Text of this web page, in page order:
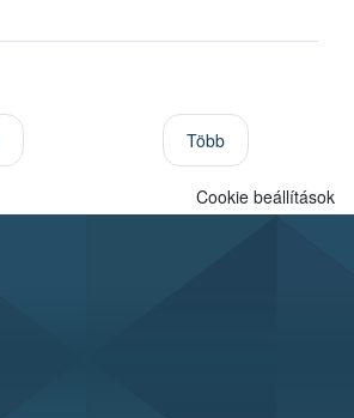
Több
Cookie beállítások